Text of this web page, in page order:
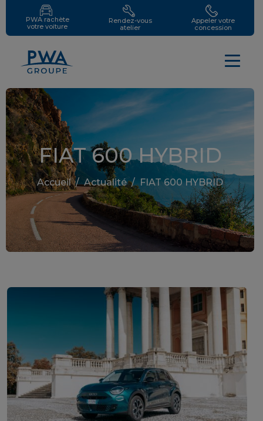
PWA rachète
votre voiture
Rendez-vous
atelier
Appeler votre
concession
FIAT 600 HYBRID
Accueil/Actualité/ FIAT 600 HYBRID